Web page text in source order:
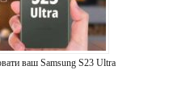
ваш Samsung S23 Ultra